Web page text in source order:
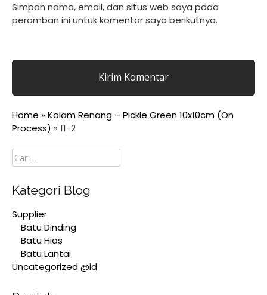
Simpan nama, email, dan situs web saya pada
peramban ini untuk komentar saya berikutnya.
Home » Kolam Renang – Pickle Green 10x10cm (On
Process) » 11-2
Cari
Kategori Blog
Supplier
Batu Dinding
Batu Hias
Batu Lantai
Uncategorized @id